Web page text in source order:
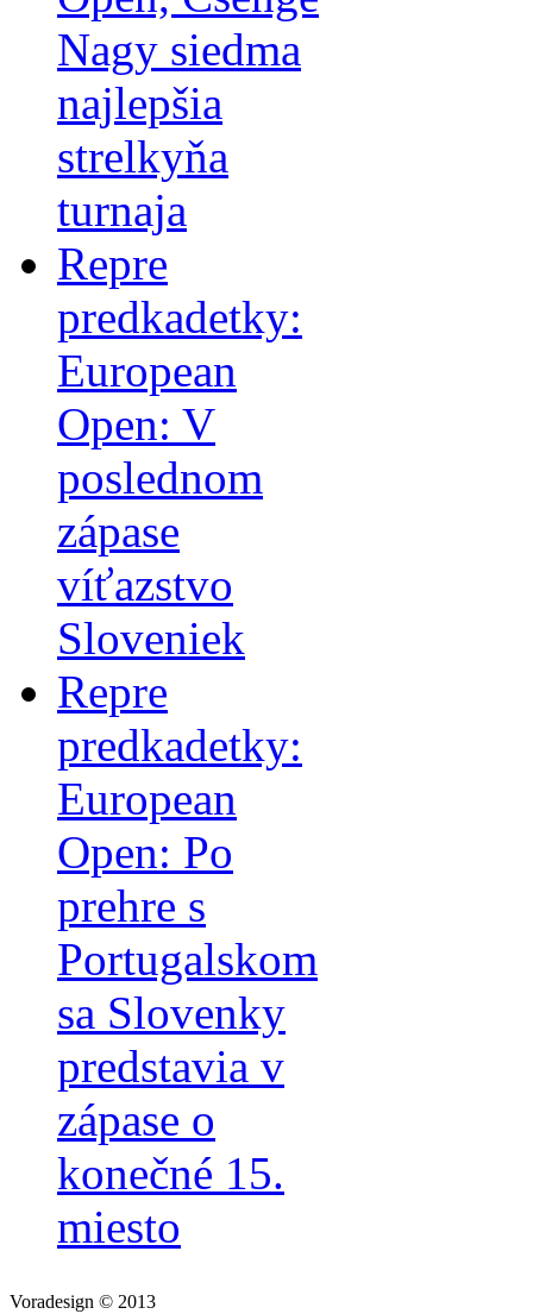
Nagy siedma
najlepšia
strelkyňa
turnaja
Repre
predkadetky:
European
Open: V
poslednom
zápase
víťazstvo
Sloveniek
Repre
predkadetky:
European
Open: Po
prehre s
Portugalskom
sa Slovenky
predstavia v
zápase o
konečné 15.
miesto
Voradesign © 2013